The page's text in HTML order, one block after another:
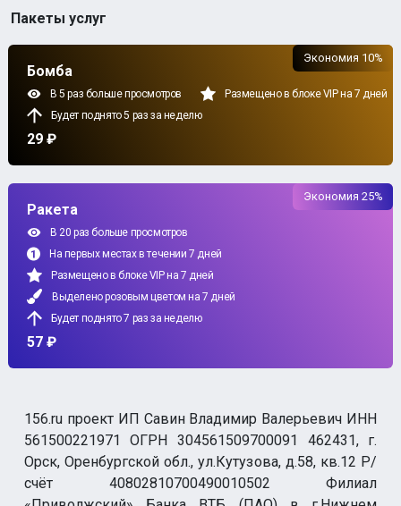
Пакеты услуг
Бомба
В 5 раз больше просмотров
Размещено в блоке VIP на 7 дней
Будет поднято 5 раз за неделю
29 ₽
Экономия 10%
Ракета
В 20 раз больше просмотров
На первых местах в течении 7 дней
Размещено в блоке VIP на 7 дней
Выделено розовым цветом на 7 дней
Будет поднято 7 раз за неделю
57 ₽
Экономия 25%
156.ru проект ИП Савин Владимир Валерьевич ИНН
561500221971 ОГРН 304561509700091 462431, г.
Орск, Оренбургской обл., ул.Кутузова, д.58, кв.12 Р/
счёт 40802810700490010502 Филиал